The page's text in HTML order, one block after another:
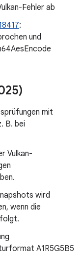
Fehler ab
:
und
mit
B. bei
Vulkan-
wird
wenn die
A1R5G5B5